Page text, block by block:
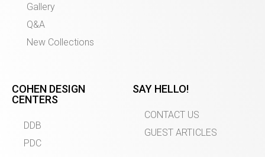
Gallery
Q&A
New Collections
COHEN DESIGN
CENTERS
DDB
PDC
SAY HELLO!
CONTACT US
GUEST ARTICLES